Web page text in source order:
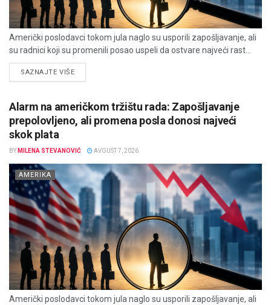
Američki poslodavci tokom jula naglo su usporili zapošljavanje, ali
su radnici koji su promenili posao uspeli da ostvare najveći rast...
SAZNAJTE VIŠEDETAILS
Alarm na američkom tržištu rada: Zapošljavanje
prepolovljeno, ali promena posla donosi najveći
skok plata
BY MILENA STEVANOVIĆ AVGUST 7, 2026
AMERIKA
Američki poslodavci tokom jula naglo su usporili zapošljavanje, ali